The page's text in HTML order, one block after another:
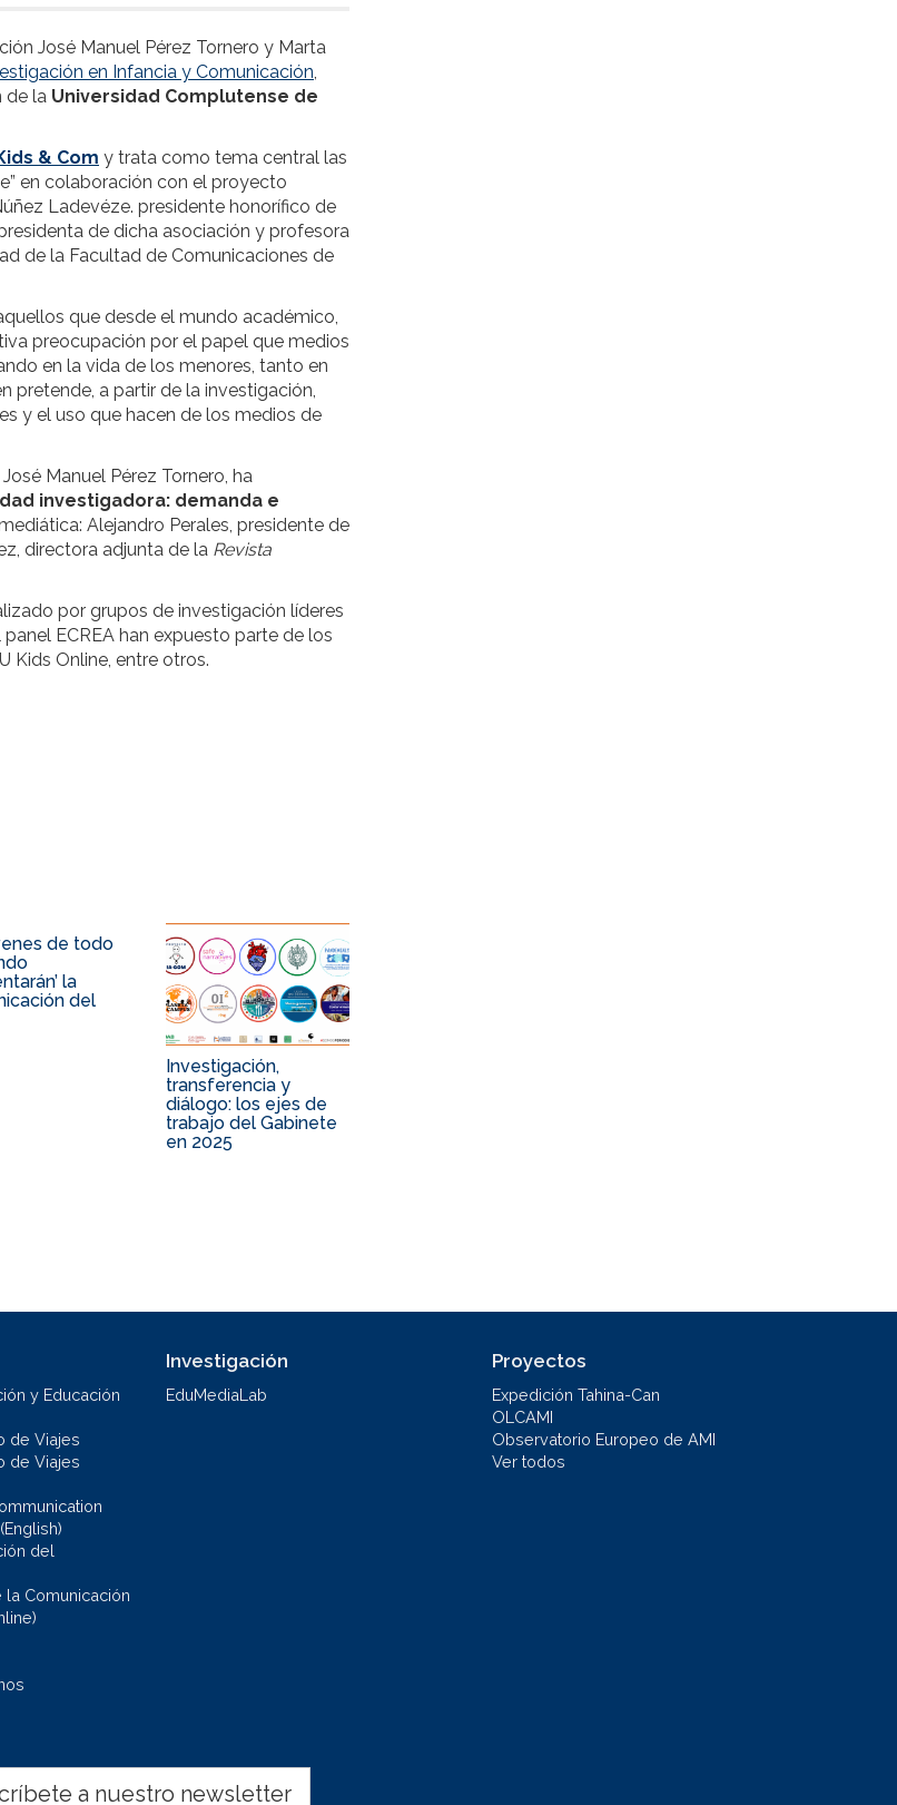
José Manuel Pérez Tornero y Marta
en Infancia y Comunicación,
de la Universidad Complutense de
& Com y trata como tema central las
en colaboración con el proyecto
Ladevéze. presidente honorífico de
de dicha asociación y profesora
de la Facultad de Comunicaciones de
que desde el mundo académico,
preocupación por el papel que medios
en la vida de los menores, tanto en
pretende, a partir de la investigación,
y el uso que hacen de los medios de
José Manuel Pérez Tornero, ha
investigadora: demanda e
Alejandro Perales, presidente de
directora adjunta de la Revista
por grupos de investigación líderes
ECREA han expuesto parte de los
Kids Online, entre otros.
de todo
la
del
Investigación,
transferencia y
diálogo: los ejes de
trabajo del Gabinete
en 2025
y Educación
de Viajes
de Viajes
del
la Comunicación
Investigación
EduMediaLab
Proyectos
Expedición Tahina-Can
OLCAMI
Observatorio Europeo de AMI
Ver todos
a nuestro newsletter